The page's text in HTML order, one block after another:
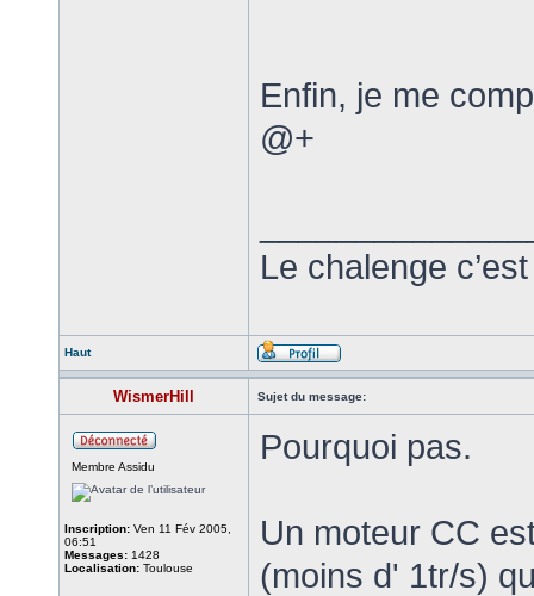
Enfin, je me
@+
Le chalenge
Haut
WismerHill Sujet du message:
Membre Assidu
Inscription: Ven 11 Fév 2005,
06:51
Messages: 1428
Localisation: Toulouse
Pourquoi pas.
Un moteur CC
(moins d' 1tr/s)